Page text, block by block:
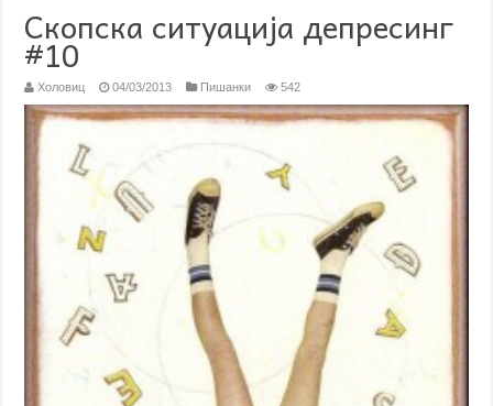
Скопска ситуација депресинг
#10
Холовиц 04/03/2013 Пишанки 542